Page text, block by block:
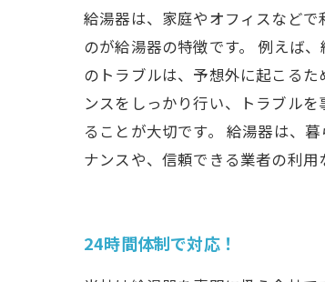
給湯器は、家庭やオフィスなど
のが給湯器の特徴です。 例えば
のトラブルは、予想外に起こる
ンスをしっかり行い、トラブル
ることが大切です。 給湯器は、
ナンスや、信頼できる業者の利用
24時間体制で対応！